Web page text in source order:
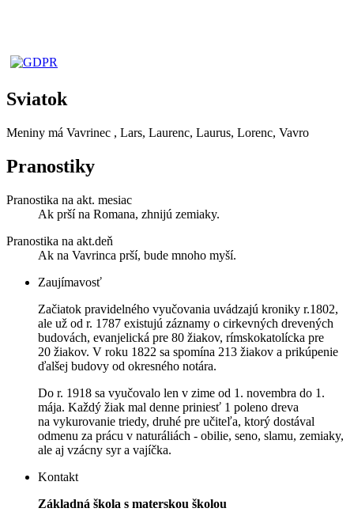
Sviatok
Meniny má Vavrinec , Lars, Laurenc, Laurus, Lorenc, Vavro
Pranostiky
Pranostika na akt. mesiac
Ak prší na Romana, zhnijú zemiaky.
Pranostika na akt.deň
Ak na Vavrinca prší, bude mnoho myší.
Zaujímavosť
Začiatok pravidelného vyučovania uvádzajú kroniky r.1802,
ale už od r. 1787 existujú záznamy o cirkevných drevených
budovách, evanjelická pre 80 žiakov, rímskokatolícka pre
20 žiakov. V roku 1822 sa spomína 213 žiakov a prikúpenie
ďalšej budovy od okresného notára.
Do r. 1918 sa vyučovalo len v zime od 1. novembra do 1.
mája. Každý žiak mal denne priniesť 1 poleno dreva
na vykurovanie triedy, druhé pre učiteľa, ktorý dostával
odmenu za prácu v naturáliách - obilie, seno, slamu, zemiaky,
ale aj vzácny syr a vajíčka.
Kontakt
Základná škola s materskou školou